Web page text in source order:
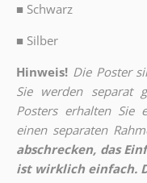
■ Schwarz
■ Silber
Hinweis! Die Poster
Sie werden separat
Posters erhalten Sie
einen separaten
abschrecken, das
ist wirklich einfach.